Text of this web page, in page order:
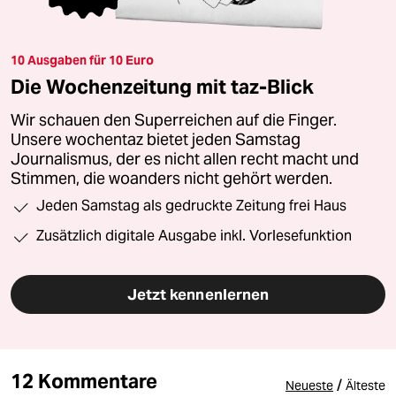
10 Ausgaben für 10 Euro
Die Wochenzeitung mit taz-Blick
Wir schauen den Superreichen auf die Finger.
Unsere wochentaz bietet jeden Samstag
Journalismus, der es nicht allen recht macht und
Stimmen, die woanders nicht gehört werden.
Jeden Samstag als gedruckte Zeitung frei Haus
Zusätzlich digitale Ausgabe inkl. Vorlesefunktion
Jetzt kennenlernen
12 Kommentare Neueste / Älteste